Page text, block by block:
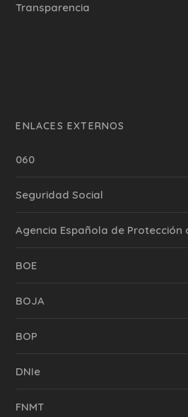
Transparencia
ENLACES EXTERNOS
060
Seguridad Social
Agencia Española de Protección
BOE
BOJA
BOP
DNIe
FNMT